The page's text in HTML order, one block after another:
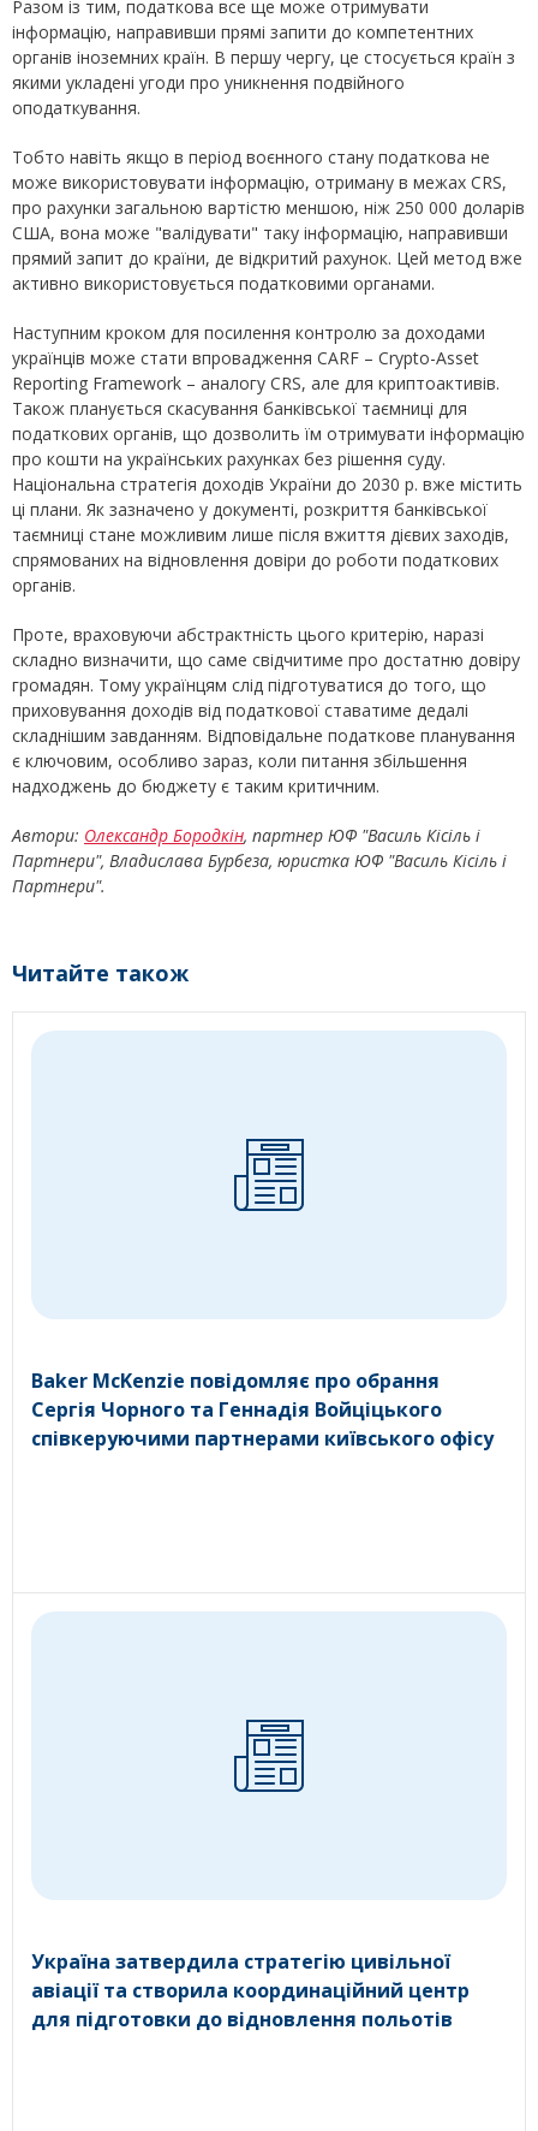
Разом із тим, податкова все ще може отримувати
інформацію, направивши прямі запити до компетентних
органів іноземних країн. В першу чергу, це стосується країн з
якими укладені угоди про уникнення подвійного
оподаткування.
Тобто навіть якщо в період воєнного стану податкова не
може використовувати інформацію, отриману в межах CRS,
про рахунки загальною вартістю меншою, ніж 250 000 доларів
США, вона може "валідувати" таку інформацію, направивши
прямий запит до країни, де відкритий рахунок. Цей метод вже
активно використовується податковими органами.
Наступним кроком для посилення контролю за доходами
українців може стати впровадження CARF – Crypto-Asset
Reporting Framework – аналогу CRS, але для криптоактивів.
Також планується скасування банківської таємниці для
податкових органів, що дозволить їм отримувати інформацію
про кошти на українських рахунках без рішення суду.
Національна стратегія доходів України до 2030 р. вже містить
ці плани. Як зазначено у документі, розкриття банківської
таємниці стане можливим лише після вжиття дієвих заходів,
спрямованих на відновлення довіри до роботи податкових
органів.
Проте, враховуючи абстрактність цього критерію, наразі
складно визначити, що саме свідчитиме про достатню довіру
громадян. Тому українцям слід підготуватися до того, що
приховування доходів від податкової ставатиме дедалі
складнішим завданням. Відповідальне податкове планування
є ключовим, особливо зараз, коли питання збільшення
надходжень до бюджету є таким критичним.
Автори: Олександр Бородкін, партнер ЮФ "Василь Кісіль і
Партнери", Владислава Бурбеза, юристка ЮФ "Василь Кісіль і
Партнери".
Читайте також
Baker McKenzie повідомляє про обрання
Сергія Чорного та Геннадія Войціцького
співкеруючими партнерами київського офісу
Україна затвердила стратегію цивільної
авіації та створила координаційний центр
для підготовки до відновлення польотів